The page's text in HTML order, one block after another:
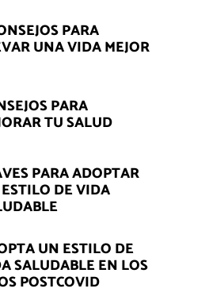
PARA
UNA VIDA MEJOR
PARA
TU SALUD
PARA ADOPTAR
DE VIDA
UN ESTILO DE
SALUDABLE EN LOS
POSTCOVID